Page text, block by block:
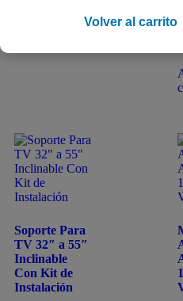
Soporte Para
TV 32″ a 55″
Inclinable
Con Kit de
Instalación
Volver al carrito